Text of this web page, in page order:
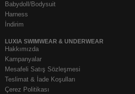
Babydoll/Bodysuit
Harness
İndirim
LUXIA SWIMWEAR & UNDERWEAR
Hakkımızda
Kampanyalar
Mesafeli Satış Sözleşmesi
Teslimat & İade Koşulları
Çerez Politikası